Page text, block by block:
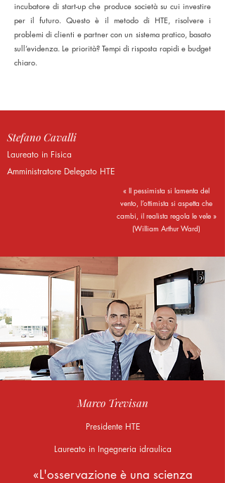
incubatore di start-up che produce società su cui investire
per il futuro. Questo è il metodo di HTE, risolvere i
problemi di clienti e partner con un sistema pratico, basato
sull’evidenza. Le priorità? Tempi di risposta rapidi e budget
chiaro.
Stefano Cavalli
Laureato in Fisica
Amministratore Delegato HTE
« Il pessimista si lamenta del
vento, l’ottimista si aspetta che
cambi, il realista regola le vele »
(William Arthur Ward)
Marco Trevisan
Presidente HTE
Laureato in Ingegneria idraulica
«L'osservazione è una scienza